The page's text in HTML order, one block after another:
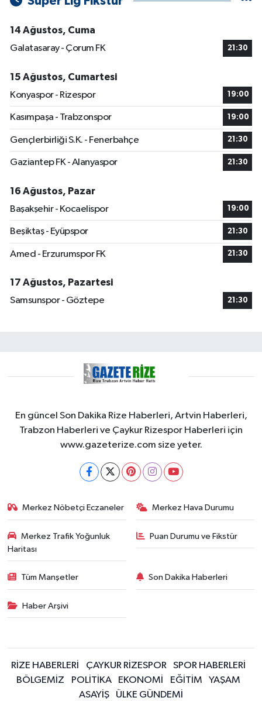
14 Ağustos, Cuma
Galatasaray - Çorum FK
21:30
15 Ağustos, Cumartesi
Konyaspor - Rizespor
19:00
Kasımpaşa - Trabzonspor 19:00
Gençlerbirliği S.K. - Fenerbahçe 21:30
Gaziantep FK - Alanyaspor 21:30
16 Ağustos, Pazar
Başakşehir - Kocaelispor
19:00
Beşiktaş - Eyüpspor 21:30
Amed - Erzurumspor FK 21:30
17 Ağustos, Pazartesi
Samsunspor - Göztepe
21:30
En güncel Son Dakika Rize Haberleri, Artvin Haberleri,
Trabzon Haberleri ve Çaykur Rizespor Haberleri için
www.gazeterize.com size yeter.
Merkez Nöbetçi Eczaneler Merkez Hava Durumu
Merkez Trafik Yoğunluk
Haritası
Puan Durumu ve Fikstür
Tüm Manşetler Son Dakika Haberleri
Haber Arşivi
RİZE HABERLERİ ÇAYKUR RİZESPOR
SPOR HABERLERİ
BÖLGEMİZ
POLİTİKA EKONOMİ EĞİTİM
YAŞAM
ASAYİŞ
ÜLKE GÜNDEMİ